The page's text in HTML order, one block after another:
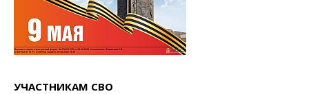
УЧАСТНИКАМ СВО